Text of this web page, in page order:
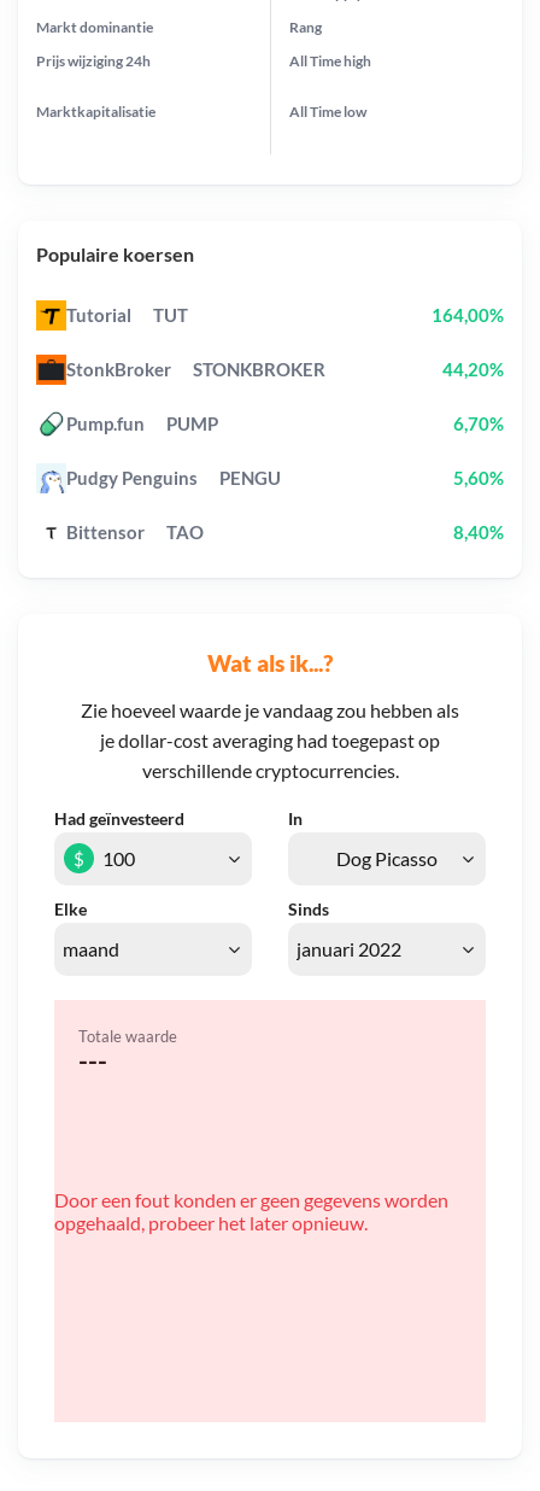
Wat als ik...?
Zie hoeveel waarde je vandaag zou hebben als
je dollar-cost averaging had toegepast op
verschillende cryptocurrencies.
Had geïnvesteerd In
Elke Sinds
$
Totale waarde
---
Door een fout konden er geen gegevens worden
opgehaald, probeer het later opnieuw.
Prijs wijziging 24h
Markt dominantie
Marktkapitalisatie
Rang
All Timehigh
All Time low
Populaire koersen
Tutorial TUT 164,00%
StonkBroker STONKBROKER 44,20%
Pump.fun PUMP 6,70%
Pudgy Penguins PENGU 5,60%
Bittensor TAO 8,40%